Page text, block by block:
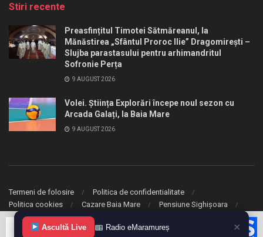
Stiri recente
Preasfințitul Timotei Sătmăreanul, la
Mănăstirea „Sfântul Proroc Ilie” Dragomirești –
Slujba parastasului pentru arhimandritul
Sofronie Perța
9 AUGUST 2026
Volei. Știința Explorări începe noul sezon cu
Arcada Galați, la Baia Mare
9 AUGUST 2026
Termeni de folosire
Politica de confidentialitate
Politica cookies
Cazare Baia Mare Pensiune Sighișoara
© 2020 eMaramures. Toate drepturile rezervate.
Ascultă Live Radio eMaramureș ✕